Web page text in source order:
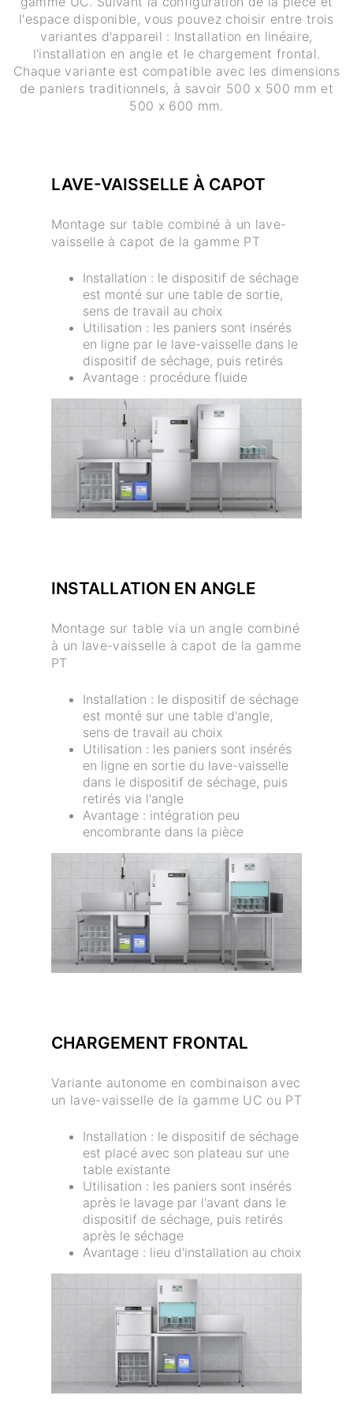
l'espace disponible, vous pouvez choisir entre trois
variantes d'appareil : Installation en linéaire,
l'installation en angle et le chargement frontal.
Chaque variante est compatible avec les dimensions
de paniers traditionnels, à savoir 500 x 500 mm et
500 x 600 mm.
LAVE-VAISSELLE À CAPOT
Montage sur table combiné à un lave-
vaisselle à capot de la gamme PT
Installation : le dispositif de séchage
est monté sur une table de sortie,
sens de travail au choix
Utilisation : les paniers sont insérés
en ligne par le lave-vaisselle dans le
dispositif de séchage, puis retirés
Avantage : procédure fluide
INSTALLATION EN ANGLE
Montage sur table via un angle combiné
à un lave-vaisselle à capot de la gamme
PT
Installation : le dispositif de séchage
est monté sur une table d'angle,
sens de travail au choix
Utilisation : les paniers sont insérés
en ligne en sortie du lave-vaisselle
dans le dispositif de séchage, puis
retirés via l'angle
Avantage : intégration peu
encombrante dans la pièce
CHARGEMENT FRONTAL
Variante autonome en combinaison avec
un lave-vaisselle de la gamme UC ou PT
Installation : le dispositif de séchage
est placé avec son plateau sur une
table existante
Utilisation : les paniers sont insérés
après le lavage par l'avant dans le
dispositif de séchage, puis retirés
après le séchage
Avantage : lieu d'installation au choix